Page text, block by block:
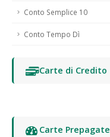
Conto Semplice 10
Conto Tempo Dì
Carte di Credito
Carte Prepagate